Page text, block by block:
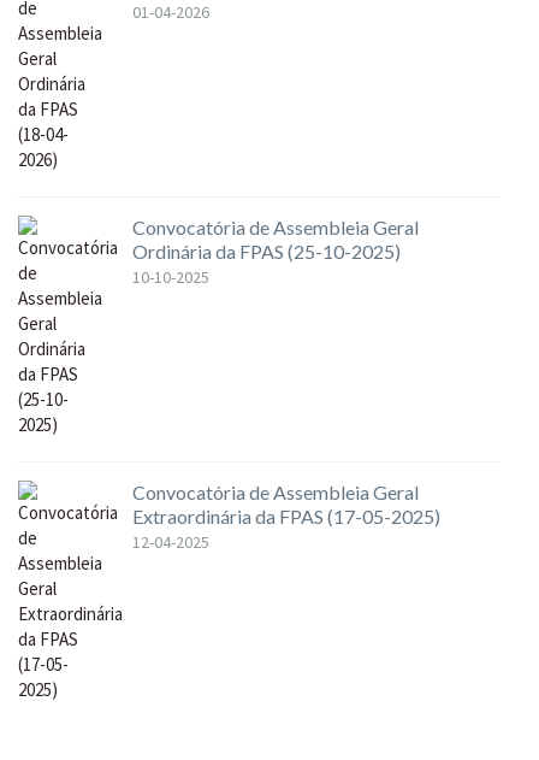
01-04-2026
Convocatória de Assembleia Geral
Ordinária da FPAS (25-10-2025)
10-10-2025
Convocatória de Assembleia Geral
Extraordinária da FPAS (17-05-2025)
12-04-2025